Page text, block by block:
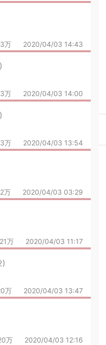
万 2020/04/03 14:43
万 2020/04/03 14:00
万 2020/04/03 13:54
万 2020/04/03 03:29
21万 2020/04/03 11:17
万 2020/04/03 13:47
万 2020/04/03 12:16